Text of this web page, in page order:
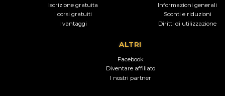
Iscrizione gratuita
I corsi gratuiti
I vantaggi
Informazioni generali
Sconti e riduzioni
Diritti di utilizzazione
ALTRI
Facebook
Diventare affiliato
I nostri partner